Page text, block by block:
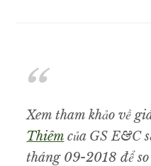
Xem tham khảo về
Thiêm của GS E&C
tháng 09-2018 để so